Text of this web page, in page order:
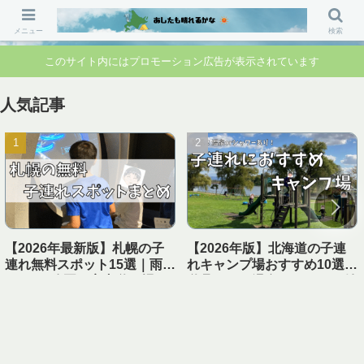
「行ってよかった」「準備して正解」 家族のお出かけ前の“不安”を“安心”に変
えるブログです。
このサイト内にはプロモーション広告が表示されています
人気記事
【2026年最新版】札幌の子
連れ無料スポット15選｜雨の
【2026年版】北海道の子連
れキャンプ場おすすめ10選｜
メニュー 検索